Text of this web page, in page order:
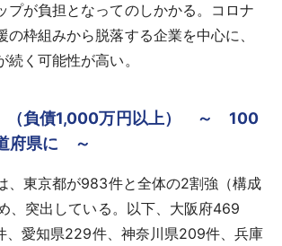
プが負担となってのしかかる。コロナ
の枠組みから脱落する企業を中心に、
続く可能性が高い。
】（負債1,000万円以上） ～ 100
府県に ～
、東京都が983件と全体の2割強（構成
、突出している。以下、大阪府469
、愛知県229件、神奈川県209件、兵庫